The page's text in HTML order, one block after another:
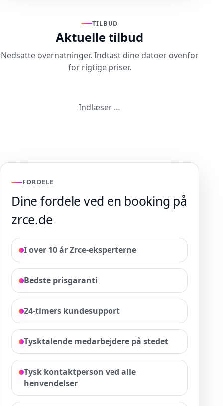
TILBUD
Aktuelle tilbud
Nedsatte overnatninger. Indtast dine datoer ovenfor
for rigtige priser.
Indlæser …
FORDELE
Dine fordele ved en booking på
zrce.de
I over 10 år Zrce-eksperterne
Bedste prisgaranti
24-timers kundesupport
Tysktalende medarbejdere på stedet
Tysk kontaktperson ved alle
henvendelser